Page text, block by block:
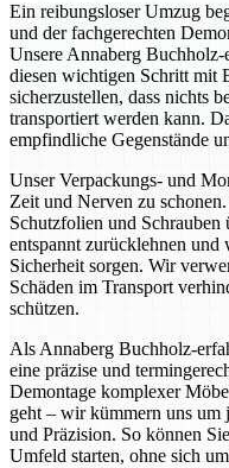
Ein reibungsloser Umzug
und der fachgerechten
Unsere Annaberg Buchholz-
diesen wichtigen Schritt mit
sicherzustellen, dass nichts
transportiert werden kann.
empfindliche Gegenstände
Unser Verpackungs- und
Zeit und Nerven zu
Schutzfolien und Schrauben
entspannt zurücklehnen und
Sicherheit sorgen. Wir
Schäden im Transport
schützen.
Als Annaberg Buchholz-
eine präzise und
Demontage komplexer
geht – wir kümmern uns um
und Präzision. So können
Umfeld starten, ohne sich